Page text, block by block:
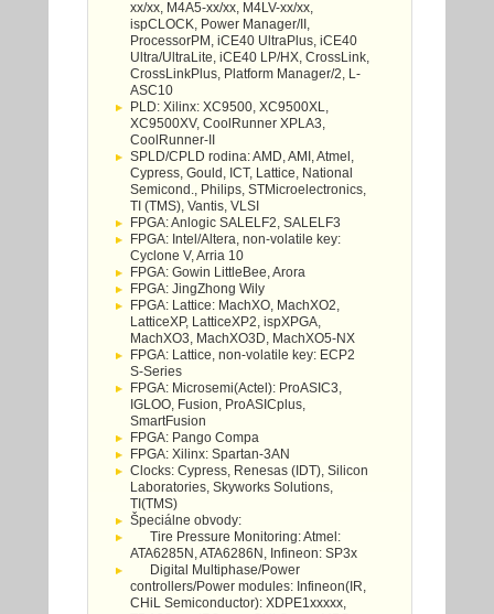
xx/xx, M4A5-xx/xx, M4LV-xx/xx,
ispCLOCK, Power Manager/II,
ProcessorPM, iCE40 UltraPlus, iCE40
Ultra/UltraLite, iCE40 LP/HX, CrossLink,
CrossLinkPlus, Platform Manager/2, L-
ASC10
PLD: Xilinx: XC9500, XC9500XL,
XC9500XV, CoolRunner XPLA3,
CoolRunner-II
SPLD/CPLD rodina: AMD, AMI, Atmel,
Cypress, Gould, ICT, Lattice, National
Semicond., Philips, STMicroelectronics,
TI (TMS), Vantis, VLSI
FPGA: Anlogic SALELF2, SALELF3
FPGA: Intel/Altera, non-volatile key:
Cyclone V, Arria 10
FPGA: Gowin LittleBee, Arora
FPGA: JingZhong Wily
FPGA: Lattice: MachXO, MachXO2,
LatticeXP, LatticeXP2, ispXPGA,
MachXO3, MachXO3D, MachXO5-NX
FPGA: Lattice, non-volatile key: ECP2
S-Series
FPGA: Microsemi(Actel): ProASIC3,
IGLOO, Fusion, ProASICplus,
SmartFusion
FPGA: Pango Compa
FPGA: Xilinx: Spartan-3AN
Clocks: Cypress, Renesas (IDT), Silicon
Laboratories, Skyworks Solutions,
TI(TMS)
Špeciálne obvody:
Tire Pressure Monitoring: Atmel:
ATA6285N, ATA6286N, Infineon: SP3x
Digital Multiphase/Power
controllers/Power modules: Infineon(IR,
CHiL Semiconductor): XDPE1xxxxx,